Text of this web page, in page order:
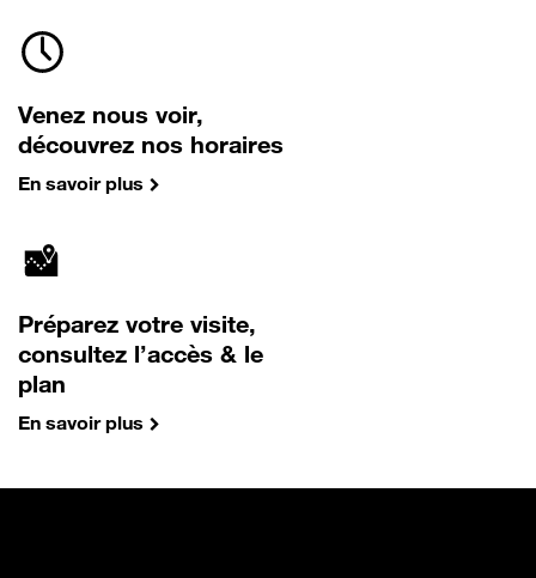
Venez nous voir,
découvrez nos horaires
En savoir plus
Préparez votre visite,
consultez l’accès & le
plan
En savoir plus